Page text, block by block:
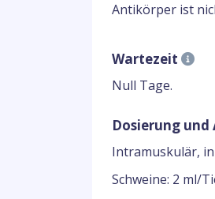
Antikörper ist
Wartezeit
Null Tage.
Dosierung
Intramuskulär,
Schweine: 2 ml/